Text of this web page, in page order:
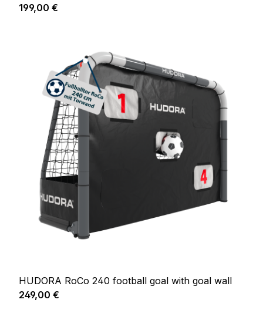
Prix régulier :
199,00 €
HUDORA RoCo 240 football goal with goal wall
Prix régulier :
249,00 €